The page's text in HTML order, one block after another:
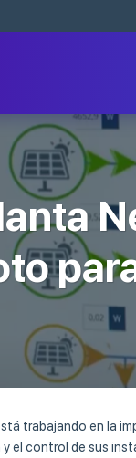
trabajando en la
el control de sus